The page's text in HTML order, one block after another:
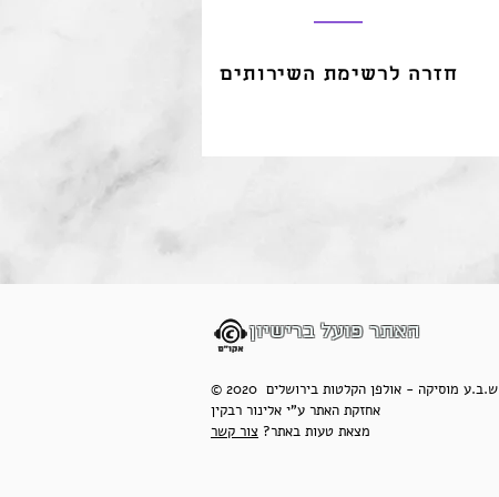
חזרה לרשימת השירותים
האתר פועל ברישיון
© 2020 ש.ב.ע מוסיקה - אולפן הקלטות בירושלים
אחזקת האתר ע"י אלינור רבקין
מצאת טעות באתר? צור קשר